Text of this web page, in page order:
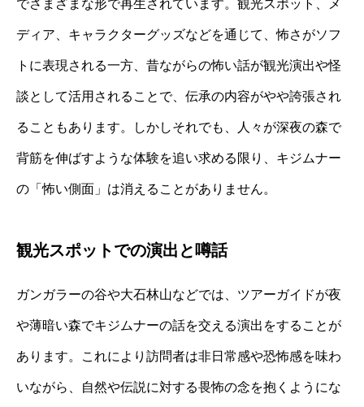
でさまざまな形で再生されています。観光スポット、メ
ディア、キャラクターグッズなどを通じて、怖さがソフ
トに表現される一方、昔ながらの怖い話が観光演出や怪
談として活用されることで、伝承の内容がやや誇張され
ることもあります。しかしそれでも、人々が深夜の森で
背筋を伸ばすような体験を追い求める限り、キジムナー
の「怖い側面」は消えることがありません。
観光スポットでの演出と噂話
ガンガラーの谷や大石林山などでは、ツアーガイドが夜
や薄暗い森でキジムナーの話を交える演出をすることが
あります。これにより訪問者は非日常感や恐怖感を味わ
いながら、自然や伝説に対する畏怖の念を抱くようにな